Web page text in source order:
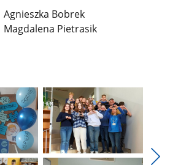
Bobrek
Pietrasik
Pokaż